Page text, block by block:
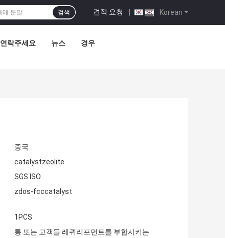
Korean
견적 요청 |
검색
연락주세요 뉴스 경우
중국
catalystzeolite
SGS ISO
zdos-fcccatalyst
1PCS
통 또는 고객들 레퀴리프먼트를 부합시키는